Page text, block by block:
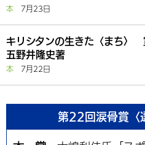
本 7月23日
キリシタンの生きた〈まち〉
五野井隆史著
本 7月22日
第22回涙骨賞〈